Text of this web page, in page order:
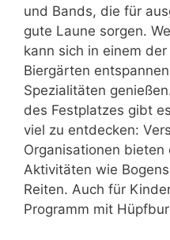
und Bands, die für
gute Laune sorgen.
kann sich in einem
Biergärten
Spezialitäten
des Festplatzes gibt
viel zu entdecken:
Organisationen
Aktivitäten wie
Reiten. Auch für
Programm mit